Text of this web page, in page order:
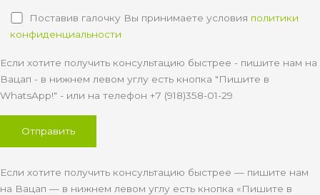
Поставив галочку Вы принимаете условия политики
конфиденциальности
Если хотите получить консультацию быстрее - пишите нам на
Вацап - в нижнем левом углу есть кнопка "Пишите в
WhatsApp!" - или на телефон +7 (918)358-01-29
Если хотите получить консультацию быстрее — пишите нам
на Вацап — в нижнем левом углу есть кнопка «Пишите в